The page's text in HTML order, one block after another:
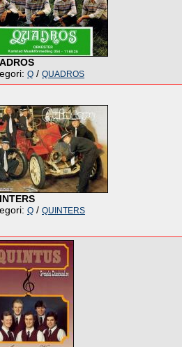
Q / QUADROS
Q / QUINTERS